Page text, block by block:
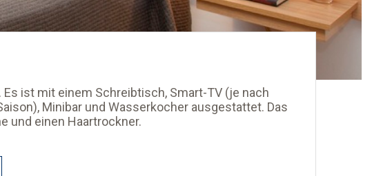
ist mit einem Schreibtisch, Smart-TV (je nach
Minibar und Wasserkocher ausgestattet. Das
und einen Haartrockner.